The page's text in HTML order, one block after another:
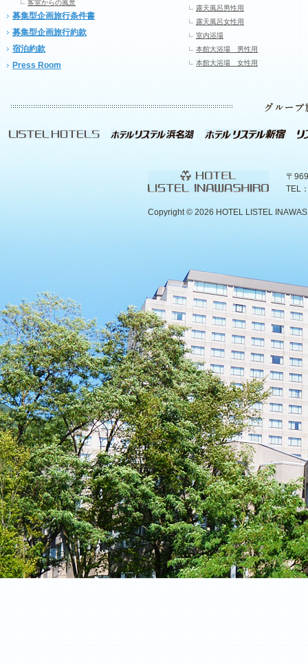
客室からの風景
募集型企画旅行条件書
募集型企画旅行約款
宿泊約款
Press Room
露天風呂男性用
露天風呂女性用
室内浴場
本館大浴場 男性用
本館大浴場 女性用
〒
TEL
Copyright © 2026 HOTEL LISTEL